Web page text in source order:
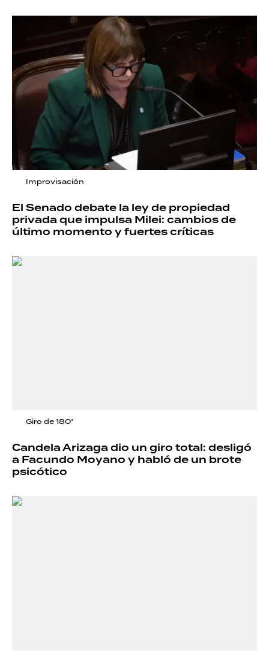
Improvisación
El Senado debate la ley de propiedad
privada que impulsa Milei: cambios de
último momento y fuertes críticas
Giro de 180°
Candela Arizaga dio un giro total: desligó
a Facundo Moyano y habló de un brote
psicótico